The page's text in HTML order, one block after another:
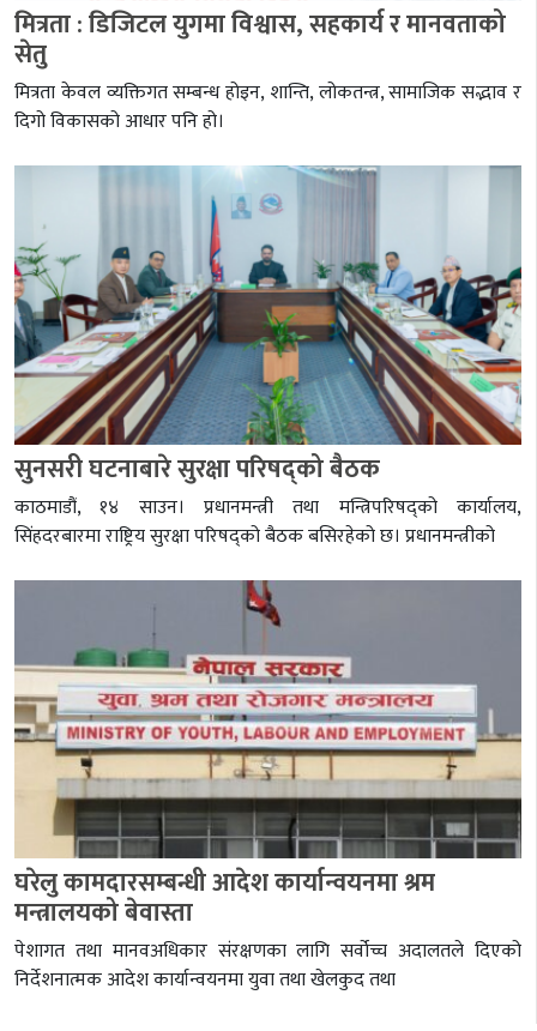
मित्रता : डिजिटल युगमा विश्वास, सहकार्य र मानवताको
सेतु
मित्रता केवल व्यक्तिगत सम्बन्ध होइन, शान्ति, लोकतन्त्र, सामाजिक सद्भाव र
दिगो विकासको आधार पनि हो।
सुनसरी घटनाबारे सुरक्षा परिषद्को बैठक
काठमाडौं, १४ साउन। प्रधानमन्त्री तथा मन्त्रिपरिषद्को कार्यालय,
सिंहदरबारमा राष्ट्रिय सुरक्षा परिषद्को बैठक बसिरहेको छ। प्रधानमन्त्रीको
घरेलु कामदारसम्बन्धी आदेश कार्यान्वयनमा श्रम
मन्त्रालयको बेवास्ता
पेशागत तथा मानवअधिकार संरक्षणका लागि सर्वोच्च अदालतले दिएको
निर्देशनात्मक आदेश कार्यान्वयनमा युवा तथा खेलकुद तथा